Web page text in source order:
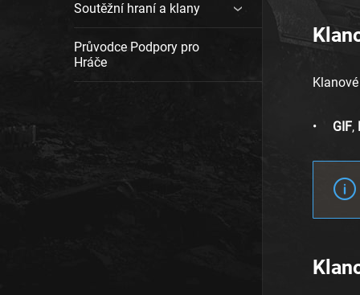
Soutěžní hraní a klany
Průvodce Podpory pro
Hráče
GIF,